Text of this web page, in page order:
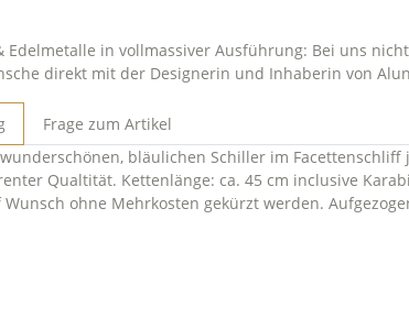
Edelmetalle in vollmassiver Ausführung: Bei uns
direkt mit der Designerin und Inhaberin von
Frage zum Artikel
bläulichen Schiller im Facettenschliff
Qualtität. Kettenlänge: ca. 45 cm inclusive
ohne Mehrkosten gekürzt werden.